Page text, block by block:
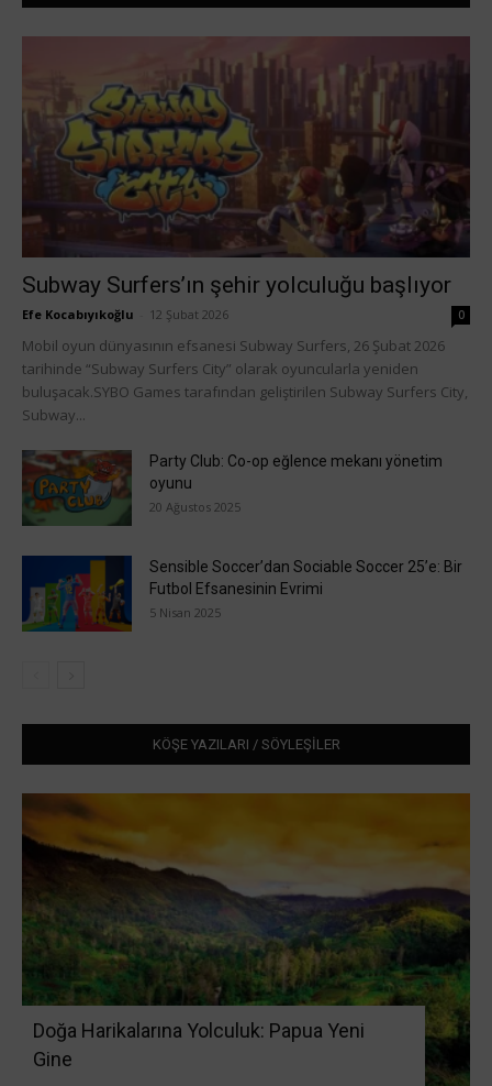
Subway Surfers’ın şehir yolculuğu başlıyor
Efe Kocabıyıkoğlu 12 Şubat 2026 0
Mobil oyun dünyasının efsanesi Subway Surfers, 26 Şubat 2026
tarihinde “Subway Surfers City” olarak oyuncularla yeniden
buluşacak.SYBO Games tarafından geliştirilen Subway Surfers City,
Subway...
Party Club: Co-op eğlence mekanı yönetim
oyunu
20 Ağustos 2025
Sensible Soccer’dan Sociable Soccer 25’e: Bir
Futbol Efsanesinin Evrimi
5 Nisan 2025
KÖŞE YAZILARI / SÖYLEŞİLER
Doğa Harikalarına Yolculuk: Papua Yeni
Gine